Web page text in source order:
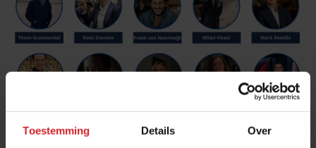
Toestemming Details Over